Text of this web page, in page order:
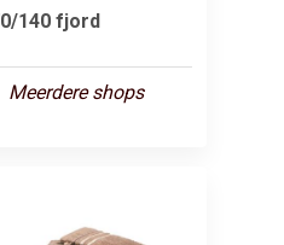
140 fjord
Meerdere shops